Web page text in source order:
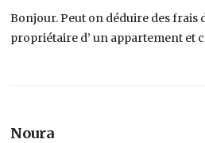
Bonjour. Peut on déduire des frais
propriétaire d’ un appartement et
Noura